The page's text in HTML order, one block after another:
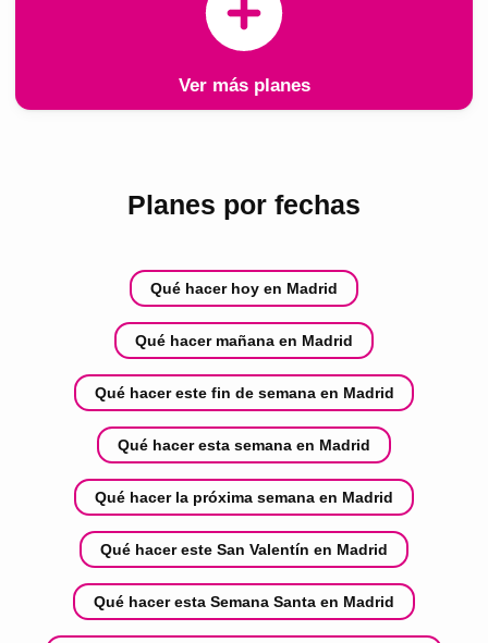
Ver más planes
Planes por fechas
Qué hacer hoy en Madrid
Qué hacer mañana en Madrid
Qué hacer este fin de semana en Madrid
Qué hacer esta semana en Madrid
Qué hacer la próxima semana en Madrid
Qué hacer este San Valentín en Madrid
Qué hacer esta Semana Santa en Madrid